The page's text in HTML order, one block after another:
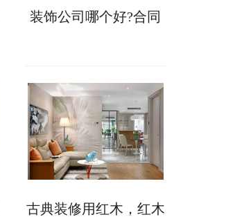
装饰公司哪个好?合同
古典装修用红木，红木